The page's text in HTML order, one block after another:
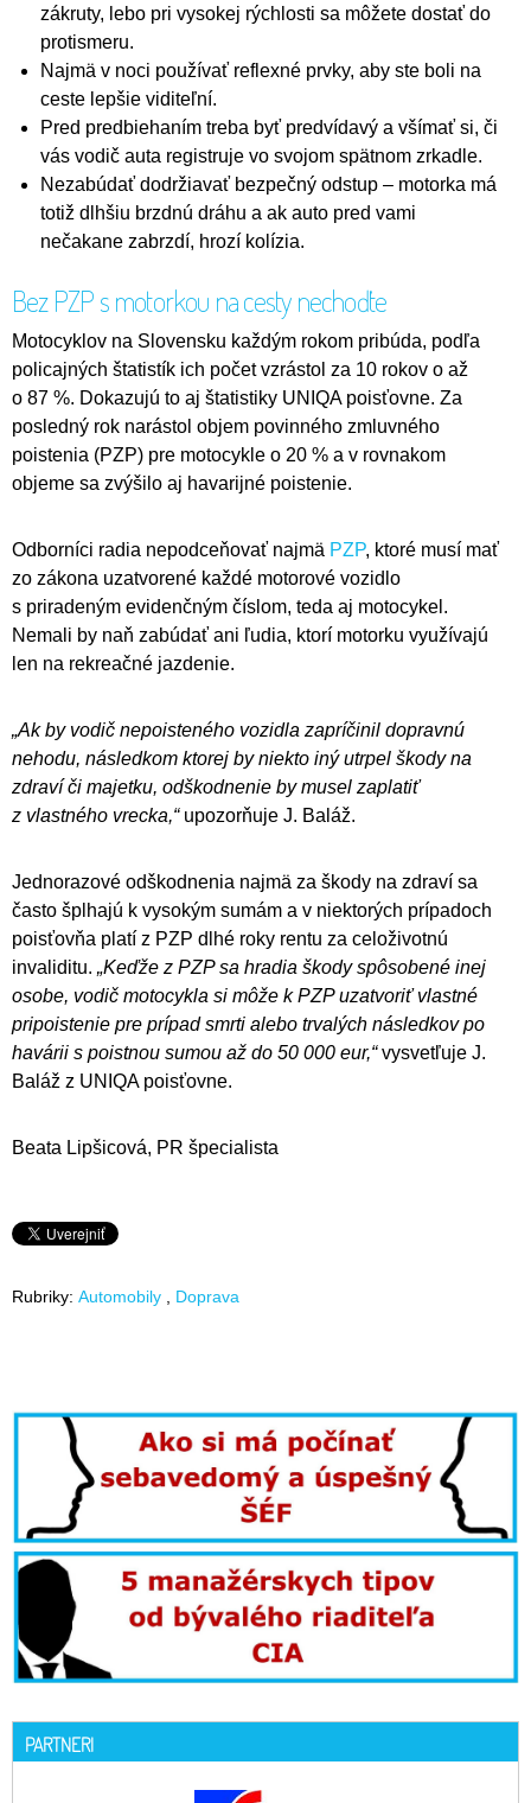
zákruty, lebo pri vysokej rýchlosti sa môžete dostať do
protismeru.
Najmä v noci používať reflexné prvky, aby ste boli na
ceste lepšie viditeľní.
Pred predbiehaním treba byť predvídavý a všímať si, či
vás vodič auta registruje vo svojom spätnom zrkadle.
Nezabúdať dodržiavať bezpečný odstup – motorka má
totiž dlhšiu brzdnú dráhu a ak auto pred vami
nečakane zabrzdí, hrozí kolízia.
Bez PZP s motorkou na cesty nechoďte
Motocyklov na Slovensku každým rokom pribúda, podľa
policajných štatistík ich počet vzrástol za 10 rokov o až
o 87 %. Dokazujú to aj štatistiky UNIQA poisťovne. Za
posledný rok narástol objem povinného zmluvného
poistenia (PZP) pre motocykle o 20 % a v rovnakom
objeme sa zvýšilo aj havarijné poistenie.
Odborníci radia nepodceňovať najmä PZP, ktoré musí mať
zo zákona uzatvorené každé motorové vozidlo
s priradeným evidenčným číslom, teda aj motocykel.
Nemali by naň zabúdať ani ľudia, ktorí motorku využívajú
len na rekreačné jazdenie.
„Ak by vodič nepoisteného vozidla zapríčinil dopravnú
nehodu, následkom ktorej by niekto iný utrpel škody na
zdraví či majetku, odškodnenie by musel zaplatiť
z vlastného vrecka,“upozorňuje J. Baláž.
Jednorazové odškodnenia najmä za škody na zdraví sa
často šplhajú k vysokým sumám a v niektorých prípadoch
poisťovňa platí z PZP dlhé roky rentu za celoživotnú
invaliditu. „Keďže z PZP sa hradia škody spôsobené inej
osobe, vodič motocykla si môže k PZP uzatvoriť vlastné
pripoistenie pre prípad smrti alebo trvalých následkov po
havárii s poistnou sumou až do 50 000 eur,“vysvetľuje J.
Baláž z UNIQA poisťovne.
Beata Lipšicová, PR špecialista
Rubriky: Automobily Doprava
PARTNERI